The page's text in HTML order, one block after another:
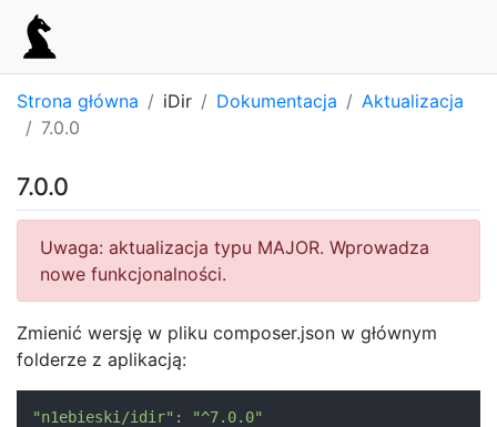
Strona główna iDir Dokumentacja
Aktualizacja
7.0.0
7.0.0
Uwaga: aktualizacja typu MAJOR. Wprowadza
nowe funkcjonalności.
Zmienić wersję w pliku composer.json w głównym
folderze z aplikacją:
"n1ebieski/idir" : "^7.0.0"